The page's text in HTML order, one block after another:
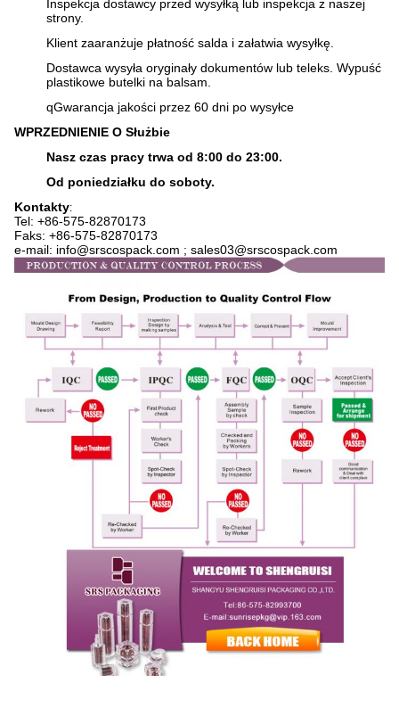
Inspekcja dostawcy przed wysyłką lub inspekcja z naszej
strony.
Klient zaaranżuje płatność salda i załatwia wysyłkę.
Dostawca wysyła oryginały dokumentów lub teleks. Wypuść
plastikowe butelki na balsam.
qGwarancja jakości przez 60 dni po wysyłce
WPRZEDNIENIE O Służbie
Nasz czas pracy trwa od 8:00 do 23:00.
Od poniedziałku do soboty.
Kontakty:
Tel: +86-575-82870173
Faks: +86-575-82870173
e-mail: info@srscospack.com ; sales03@srscospack.com